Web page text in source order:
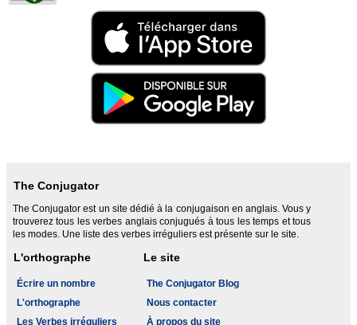
The Conjugator
The Conjugator est un site dédié à la conjugaison en anglais. Vous y
trouverez tous les verbes anglais conjugués à tous les temps et tous
les modes. Une liste des verbes irréguliers est présente sur le site.
L'orthographe
Écrire un nombre
L'orthographe
Les Verbes irréguliers
Le site
The Conjugator Blog
Nous contacter
À propos du site